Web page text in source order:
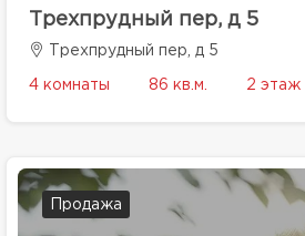
Трехпрудный пер, д 5
Трехпрудный пер, д 5
4 комнаты 86 кв.м. 2 этаж
Продажа